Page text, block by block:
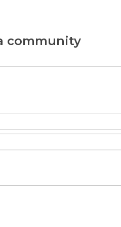
community